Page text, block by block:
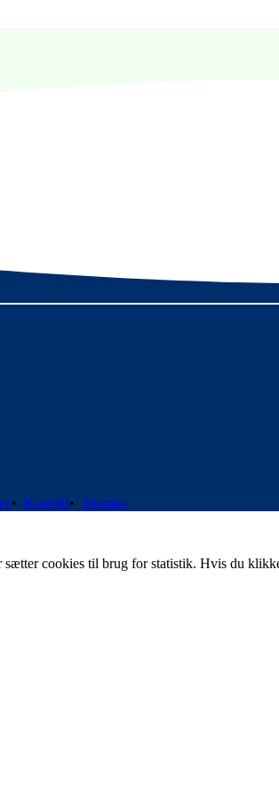
• Kontakt• Sitemap
cookies til brug for statistik. Hvis du